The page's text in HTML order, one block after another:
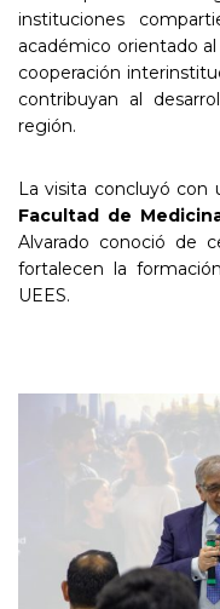
instituciones
académico orientado
cooperación
contribuyan al
región.
La visita concluyó con
Facultad de
Alvarado conoció de
fortalecen la
UEES.